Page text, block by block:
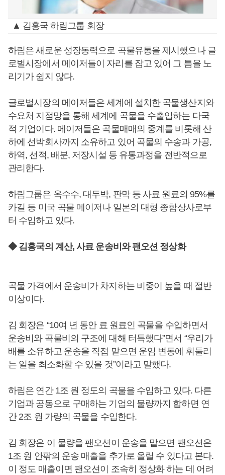
▲ 김홍국 하림그룹 회장
하림은 새로운 성장동력으로 곡물유통을 제시했으나 글
로벌시장에서 메이저들이 자리를 잡고 있어 그 틈을 노
리기가 쉽지 않다.
글로벌시장의 메이저들은 세계에 설치한 곡물생산지와
수요처 지점망을 통해 세계에 곡물을 수출입하는 다국
적 기업이다. 메이저들은 곡물매매의 중계를 비롯해 산
하에 선박회사까지 소유하고 있어 곡물의 수송과 가공,
하역, 선적, 배분, 저장시설 등 유통과정을 전반적으로
관리한다.
하림그룹은 옥수수, 대두박, 판막 등 사료 원료의 95%를
카길 등 미국 곡물 메이저나 일본의 대형 종합상사로부
터 수입하고 있다.
◆ 김홍국의 계산, 사료 운송비와 팬오션 정상화
곡물 가격에서 운송비가 차지하는 비중이 높을 때 절반
이상이다.
김 회장은 “10여 년 동안 료 원료인 곡물을 수입하면서
운송비와 곡물비의 구조에 대해 터득했다”면서 “우리가
배를 소유하고 운송을 직접 맡으면 운임 변동에 휘둘리
는 일을 최소화할 수 있을 것”이라고 말했다.
하림은 연간 1조 원 정도의 곡물을 수입하고 있다. 다른
기업과 공동으로 구매하는 기업의 물량까지 합하면 연
간 2조 원 가량의 곡물을 수입한다.
김 회장은 이 물량을 팬오션이 운송을 맡으면 팬오션은
1조 원 안팎의 운송 매출을 추가로 올릴 수 있다고 본다.
이 정도 매출이면 팬오션이 조속히 정상화 하는 데 어려